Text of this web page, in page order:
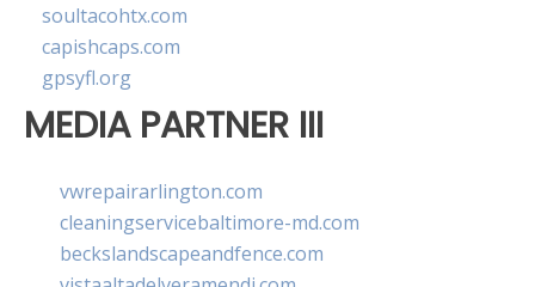
soultacohtx.com
capishcaps.com
gpsyfl.org
MEDIA PARTNER III
vwrepairarlington.com
cleaningservicebaltimore-md.com
beckslandscapeandfence.com